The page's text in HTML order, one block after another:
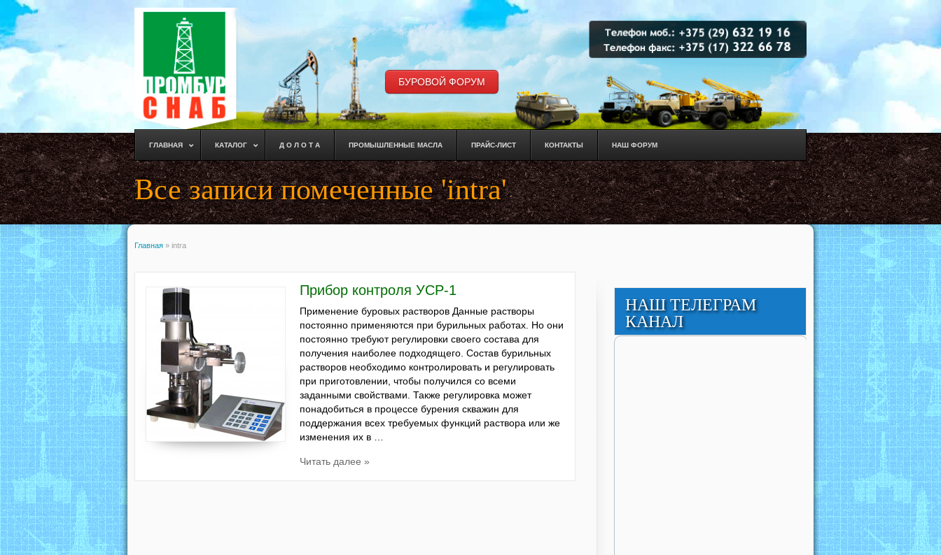
БУРОВОЙ ФОРУМ
ГЛАВНАЯ КАТАЛОГ Д О Л О Т А ПРОМЫШЛЕННЫЕ МАСЛА ПРАЙС-ЛИСТ КОНТАКТЫ НАШ ФОРУМ
Все записи помеченные 'intra'
Главная » intra
Прибор контроля УСР-1
Применение буровых растворов Данные растворы
постоянно применяются при бурильных работах. Но они
постоянно требуют регулировки своего состава для
получения наиболее подходящего. Состав бурильных
растворов необходимо контролировать и регулировать
при приготовлении, чтобы получился со всеми
заданными свойствами. Также регулировка может
понадобиться в процессе бурения скважин для
поддержания всех требуемых функций раствора или же
изменения их в …
Читать далее »
НАШ ТЕЛЕГРАМ
КАНАЛ